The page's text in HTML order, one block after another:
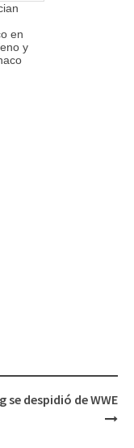
en
y
se despidió de WWE